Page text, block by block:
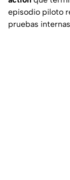
episodio piloto
pruebas